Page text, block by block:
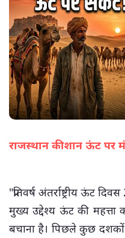
राजस्थान की शान ऊंट पर
"प्रतिवर्ष अंतर्राष्ट्रीय ऊंट
मुख्य उद्देश्य ऊंट की
बचाना है। पिछले कुछ दशकों